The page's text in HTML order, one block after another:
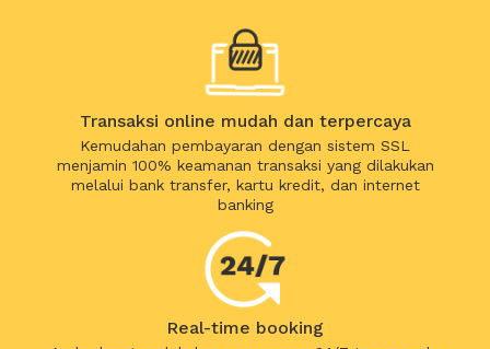
Transaksi online mudah dan terpercaya
Kemudahan pembayaran dengan sistem SSL
menjamin 100% keamanan transaksi yang dilakukan
melalui bank transfer, kartu kredit, dan internet
banking
Real-time booking